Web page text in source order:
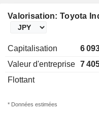
Valorisation: Toyota
Capitalisation 6
Valeur d'entreprise 7
Flottant
* Données estimées